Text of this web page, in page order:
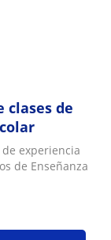
clases de
de experiencia
de Enseñanza